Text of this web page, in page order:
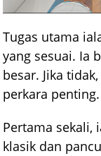
Tugas utama
yang sesuai. Ia
besar. Jika
perkara penting.
Pertama sekali,
klasik dan